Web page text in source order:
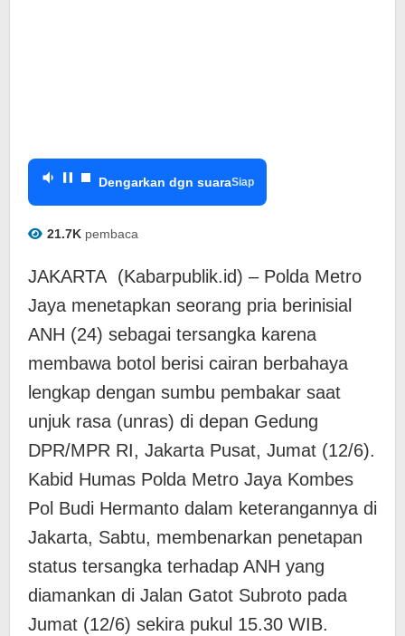
Dengarkan dgn suaraSiap
21.7K pembaca
JAKARTA (Kabarpublik.id) – Polda Metro
Jaya menetapkan seorang pria berinisial
ANH (24) sebagai tersangka karena
membawa botol berisi cairan berbahaya
lengkap dengan sumbu pembakar saat
unjuk rasa (unras) di depan Gedung
DPR/MPR RI, Jakarta Pusat, Jumat (12/6).
​Kabid Humas Polda Metro Jaya Kombes
Pol Budi Hermanto dalam keterangannya di
Jakarta, Sabtu, membenarkan penetapan
status tersangka terhadap ANH yang
diamankan di Jalan Gatot Subroto pada
Jumat (12/6) sekira pukul 15.30 WIB.